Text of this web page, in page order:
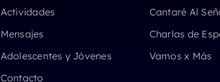
Actividades
Mensajes
Adolescentes y Jóvenes
Contacto
Cantaré Al
Charlas de
Vamos x Más